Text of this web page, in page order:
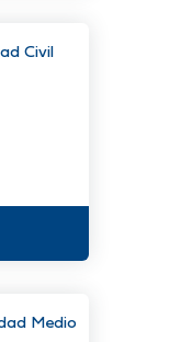
Civil
Medio